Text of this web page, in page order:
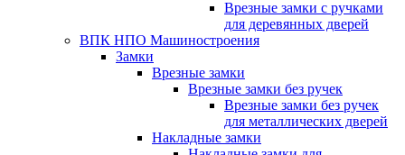
Врезные замки с ручками
для деревянных дверей
ВПК НПО Машиностроения
Замки
Врезные замки
Врезные замки без ручек
Врезные замки без ручек
для металлических дверей
Накладные замки